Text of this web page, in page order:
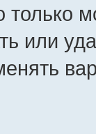
только
или